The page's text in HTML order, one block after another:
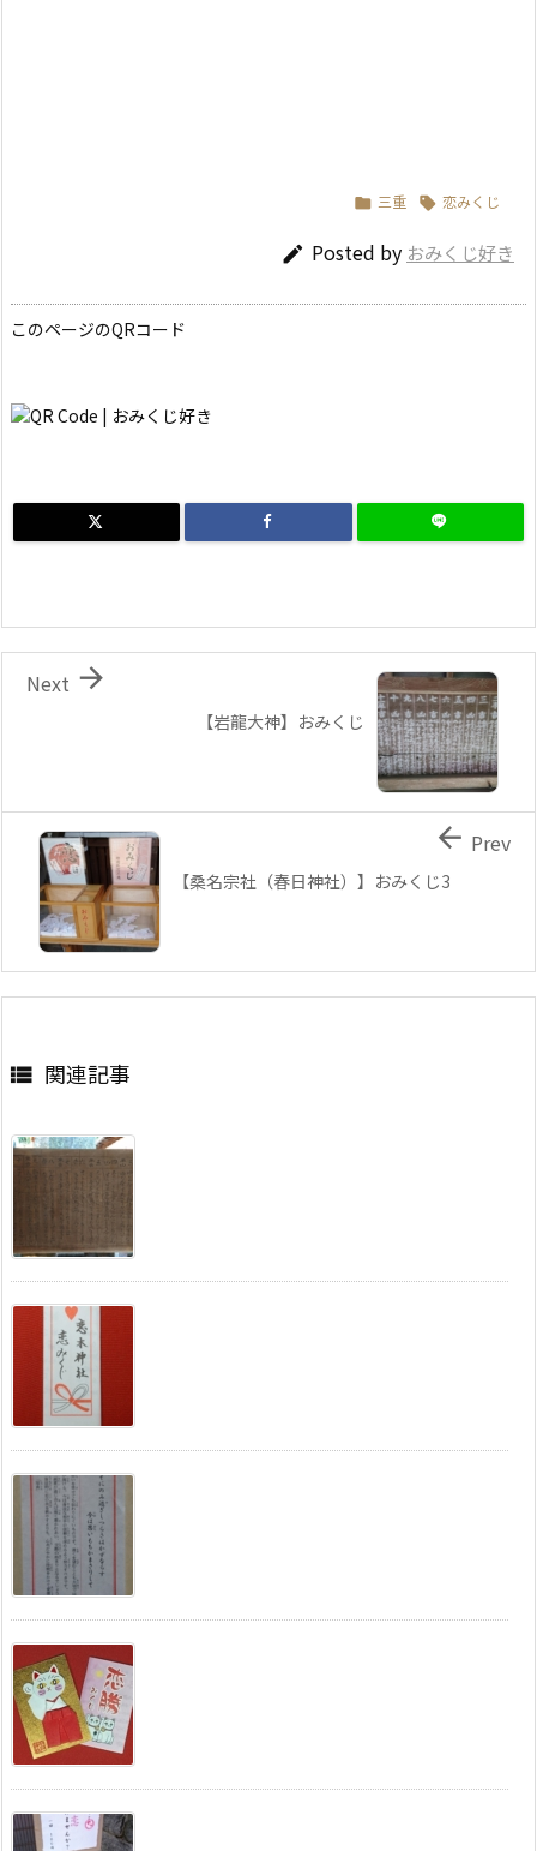
 三重  恋みくじ
 Posted by おみくじ好き
このページのQRコード
【岩龍大神】おみくじ

Next
【桑名宗社（春日神社）】おみくじ3
 Prev
 関連記事